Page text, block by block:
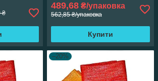
₴
489,68 ₴/упаковка
562,85 ₴/упаковка
Купити
–20%